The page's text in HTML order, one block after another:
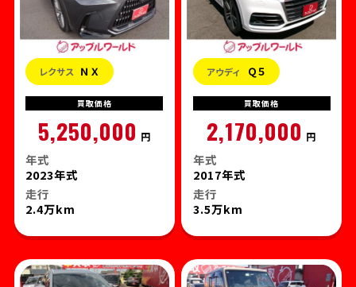
レクサス ＮＸ
買取価格
5,250,000 円
年式
2023年式
走行
2.4万km
アウディ Ｑ５
買取価格
2,170,000 円
年式
2017年式
走行
3.5万km